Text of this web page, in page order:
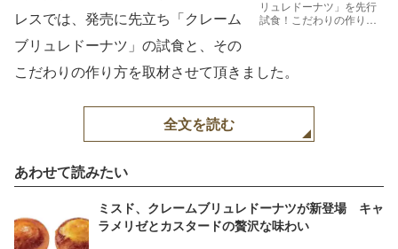
リュレドーナツ」を先行
試食！こだわりの作り方
レスでは、発売に先立ち「クレーム
ブリュレドーナツ」の試食と、その
こだわりの作り方を取材させて頂きました。
全文を読む
あわせて読みたい
ミスド、クレームブリュレドーナツが新登場 キャ
ラメリゼとカスタードの贅沢な味わい